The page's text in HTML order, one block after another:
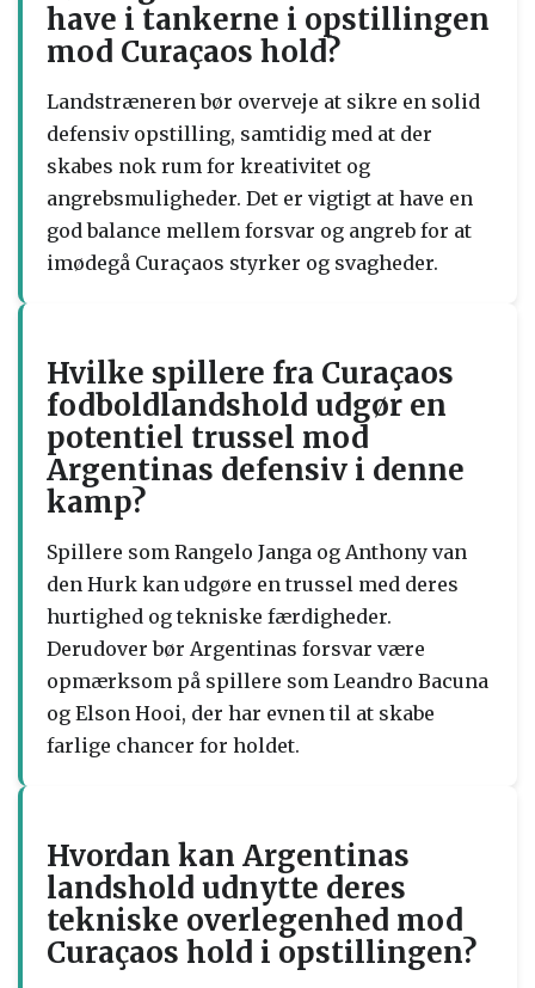
have i tankerne i opstillingen
mod Curaçaos hold?
Landstræneren bør overveje at sikre en solid
defensiv opstilling, samtidig med at der
skabes nok rum for kreativitet og
angrebsmuligheder. Det er vigtigt at have en
god balance mellem forsvar og angreb for at
imødegå Curaçaos styrker og svagheder.
Hvilke spillere fra Curaçaos
fodboldlandshold udgør en
potentiel trussel mod
Argentinas defensiv i denne
kamp?
Spillere som Rangelo Janga og Anthony van
den Hurk kan udgøre en trussel med deres
hurtighed og tekniske færdigheder.
Derudover bør Argentinas forsvar være
opmærksom på spillere som Leandro Bacuna
og Elson Hooi, der har evnen til at skabe
farlige chancer for holdet.
Hvordan kan Argentinas
landshold udnytte deres
tekniske overlegenhed mod
Curaçaos hold i opstillingen?